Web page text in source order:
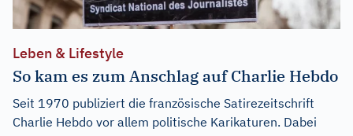
Leben & Lifestyle
So kam es zum Anschlag auf Charlie Hebdo
Seit 1970 publiziert die französische Satirezeitschrift
Charlie Hebdo vor allem politische Karikaturen. Dabei